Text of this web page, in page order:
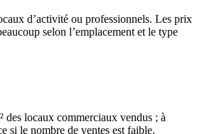
d’activité ou professionnels. Les prix
selon l’emplacement et le type
des locaux commerciaux vendus ; à
si le nombre de ventes est faible.